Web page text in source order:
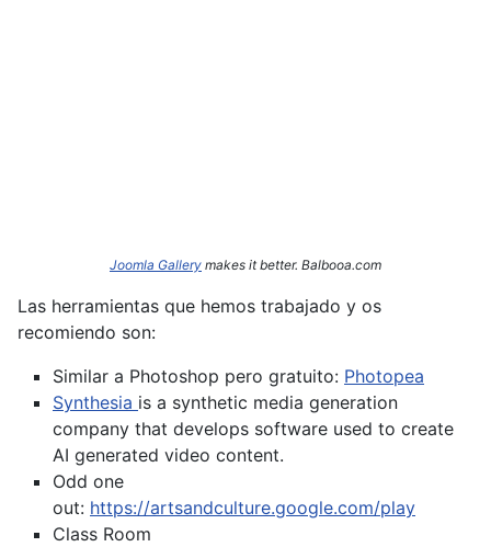
Joomla Gallery makes it better. Balbooa.com
Las herramientas que hemos trabajado y os
recomiendo son:
Similar a Photoshop pero gratuito: Photopea
Synthesia is a synthetic media generation
company that develops software used to create
AI generated video content.
Odd one
out: https://artsandculture.google.com/play
Class Room